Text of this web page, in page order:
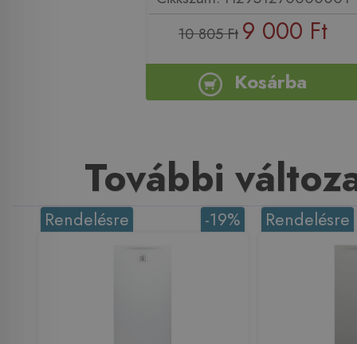
10 805 Ft 9 000 Ft
Kosárba
További
-19%
Rendelésre Rendelésre